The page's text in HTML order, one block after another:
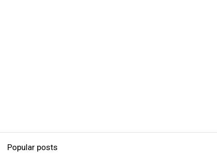
Popular posts